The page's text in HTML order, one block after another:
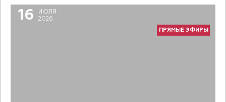
16
ИЮЛЯ
2026
ПРЯМЫЕ ЭФИРЫ